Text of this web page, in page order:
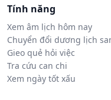
Tính năng
Xem âm lịch hôm nay
Chuyển đổi dương lịch
Gieo quẻ hỏi việc
Tra cứu can chi
Xem ngày tốt xấu